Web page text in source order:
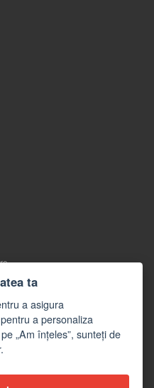
ta
a asigura
a personaliza
„Am înțeles”, sunteți de